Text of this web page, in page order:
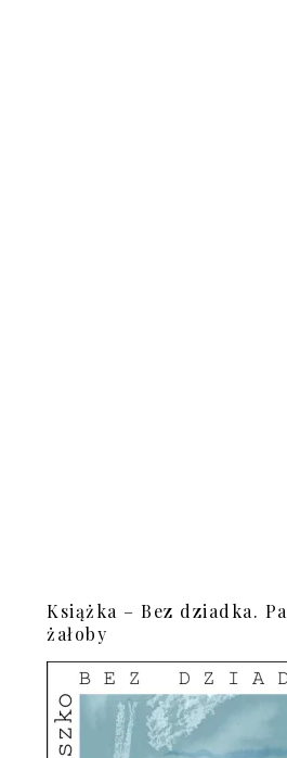
Książka – Bez dziadka.
żałoby